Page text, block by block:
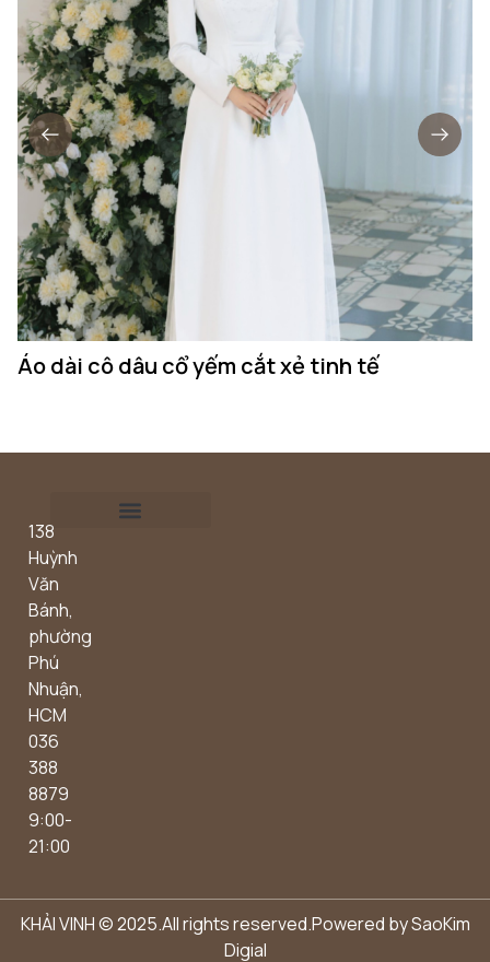
Áo dài cô dâu cổ yếm cắt xẻ tinh tế
138
Huỳnh
Văn
Bánh,
phường
Phú
Nhuận,
HCM
036
388
8879
9:00-
21:00
KHẢI VINH © 2025.All rights reserved.Powered bySaoKim
Digial